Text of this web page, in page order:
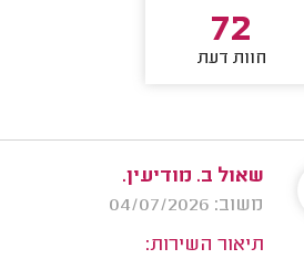
72
חוות דעת
שאול ב. מודיעין.
משוב: 04/07/2026
תיאור השירות: